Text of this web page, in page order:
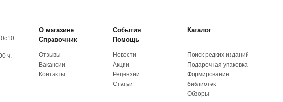
ч.
О магазине События
Каталог
Справочник
Помощь
Отзывы
Вакансии
Контакты
Новости
Акции
Рецензии
Статьи
Поиск редких изданий
Подарочная упаковка
Формирование
библиотек
Обзоры